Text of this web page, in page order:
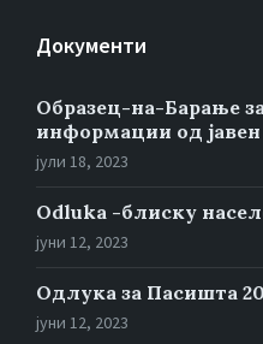
Документи
Образец-на-Барање
информации од јавен
јули 18, 2023
Odluka -блиску
јуни 12, 2023
Oдлука за Пасишта
јуни 12, 2023